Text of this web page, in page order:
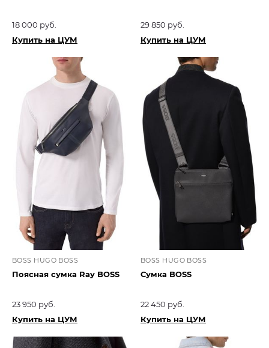
18 000 руб.
Купить на ЦУМ
29 850 руб.
Купить на ЦУМ
BOSS HUGO BOSS
Поясная сумка Ray BOSS
23 950 руб.
Купить на ЦУМ
BOSS HUGO BOSS
Сумка BOSS
22 450 руб.
Купить на ЦУМ